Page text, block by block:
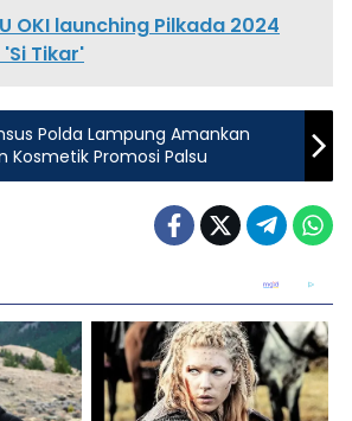
OKI launching Pilkada 2024
Tikar'
Polda Lampung Amankan
Kosmetik Promosi Palsu